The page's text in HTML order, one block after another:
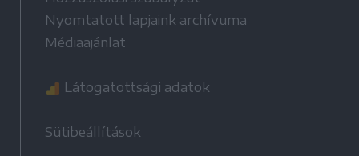
Nyomtatott lapjaink archívuma
Médiaajánlat
Látogatottsági adatok
Sütibeállítások